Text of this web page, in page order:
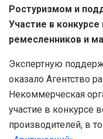
Ростуризмом и
Участие в
ремесленников и
Экспертную
оказало Агентство
Некоммерческая
участие в конкурсе
производителей, в